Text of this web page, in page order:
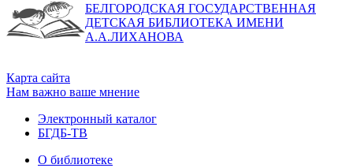
БЕЛГОРОДСКАЯ ГОСУДАРСТВЕННАЯ
ДЕТСКАЯ БИБЛИОТЕКА ИМЕНИ
А.А.ЛИХАНОВА
Карта сайта
Нам важно ваше мнение
Электронный каталог
БГДБ-ТВ
О библиотеке